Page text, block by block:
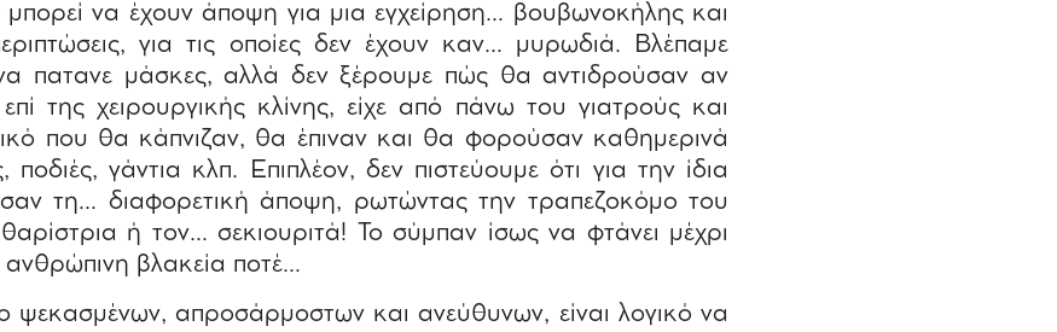
να έχουν άποψη για μια εγχείρηση… βουβωνοκήλης και
για τις οποίες δεν έχουν καν… μυρωδιά. Βλέπαμε
πατανε μάσκες, αλλά δεν ξέρουμε πώς θα αντιδρούσαν αν
της χειρουργικής κλίνης, είχε από πάνω του γιατρούς και
που θα κάπνιζαν, θα έπιναν και θα φορούσαν καθημερινά
γάντια κλπ. Επιπλέον, δεν πιστεύουμε ότι για την ίδια
τη… διαφορετική άποψη, ρωτώντας την τραπεζοκόμο του
ή τον… σεκιουριτά! Το σύμπαν ίσως να φτάνει μέχρι
βλακεία ποτέ…
ψεκασμένων, απροσάρμοστων και ανεύθυνων, είναι λογικό να